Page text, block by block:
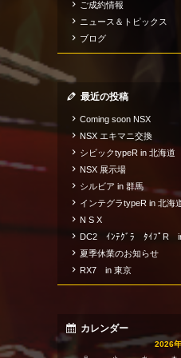
ご成約情報
ニュース＆トピックス
ブログ
最近の投稿
Coming soon NSX
NSX エキマニ交換
シビックtypeR in 北海道
NSX 展示場
シルビア in 群馬
インテグラtypeR in 北海
N S X
DC2 ｲﾝﾃｸﾞﾗ ﾀｲﾌﾟR in
夏季休業のお知らせ
RX7 in 東京
カレンダー
2026